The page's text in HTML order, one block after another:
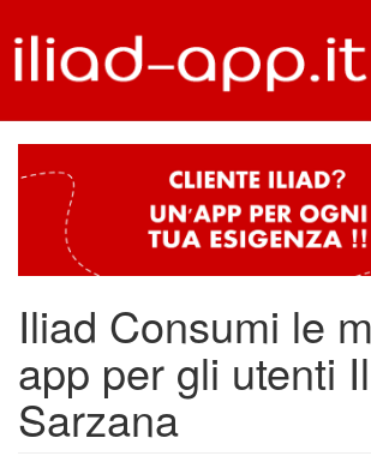
Iliad Consumi le
app per gli utenti
Sarzana